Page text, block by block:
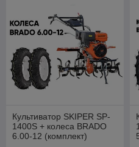
Культиватор SKIPER SP-
1400S + колеса BRADO
6.00-12 (комплект)